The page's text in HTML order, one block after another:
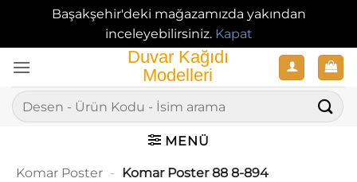
Başakşehir'deki mağazamızda yakından
inceleyebilirsiniz. Kapat
atla
Ara:
MENÜ
Komar Poster - Komar Poster 88 8-894